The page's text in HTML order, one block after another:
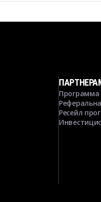
Программа
Ресейл